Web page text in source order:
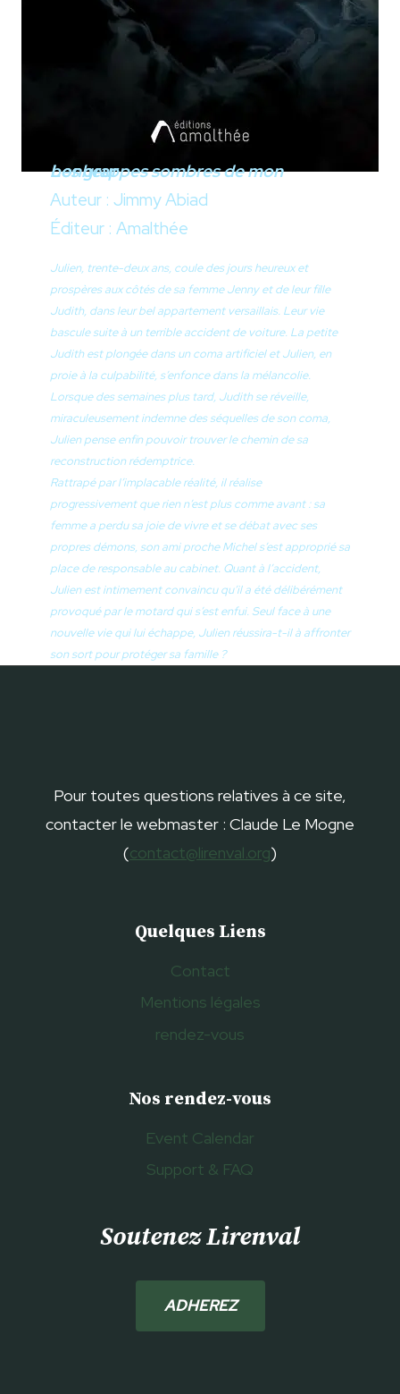
Les grappes sombres de mon bonheur
Auteur : Jimmy Abiad
Éditeur : Amalthée
Julien, trente-deux ans, coule des jours heureux et
prospères aux côtés de sa femme Jenny et de leur fille
Judith, dans leur bel appartement versaillais. Leur vie
bascule suite à un terrible accident de voiture. La petite
Judith est plongée dans un coma artificiel et Julien, en
proie à la culpabilité, s’enfonce dans la mélancolie.
Lorsque des semaines plus tard, Judith se réveille,
miraculeusement indemne des séquelles de son coma,
Julien pense enfin pouvoir trouver le chemin de sa
reconstruction rédemptrice.
Rattrapé par l’implacable réalité, il réalise
progressivement que rien n’est plus comme avant : sa
femme a perdu sa joie de vivre et se débat avec ses
propres démons, son ami proche Michel s’est approprié sa
place de responsable au cabinet. Quant à l’accident,
Julien est intimement convaincu qu’il a été délibérément
provoqué par le motard qui s’est enfui. Seul face à une
nouvelle vie qui lui échappe, Julien réussira-t-il à affronter
son sort pour protéger sa famille ?
Pour toutes questions relatives à ce site,
contacter le webmaster : Claude Le Mogne
(contact@lirenval.org)
Quelques Liens
Contact
Mentions légales
rendez-vous
Nos rendez-vous
Event Calendar
Support & FAQ
Soutenez Lirenval
ADHEREZ